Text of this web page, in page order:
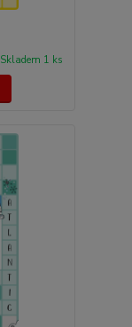
Skladem 1 ks